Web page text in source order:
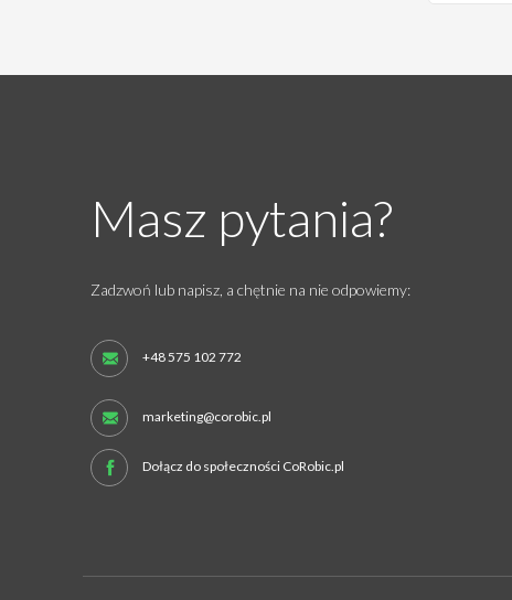
Masz pytania?
Zadzwoń lub napisz, a chętnie na nie odpowiemy:
+48 575 102 772
marketing@corobic.pl
Dołącz do społeczności CoRobic.pl